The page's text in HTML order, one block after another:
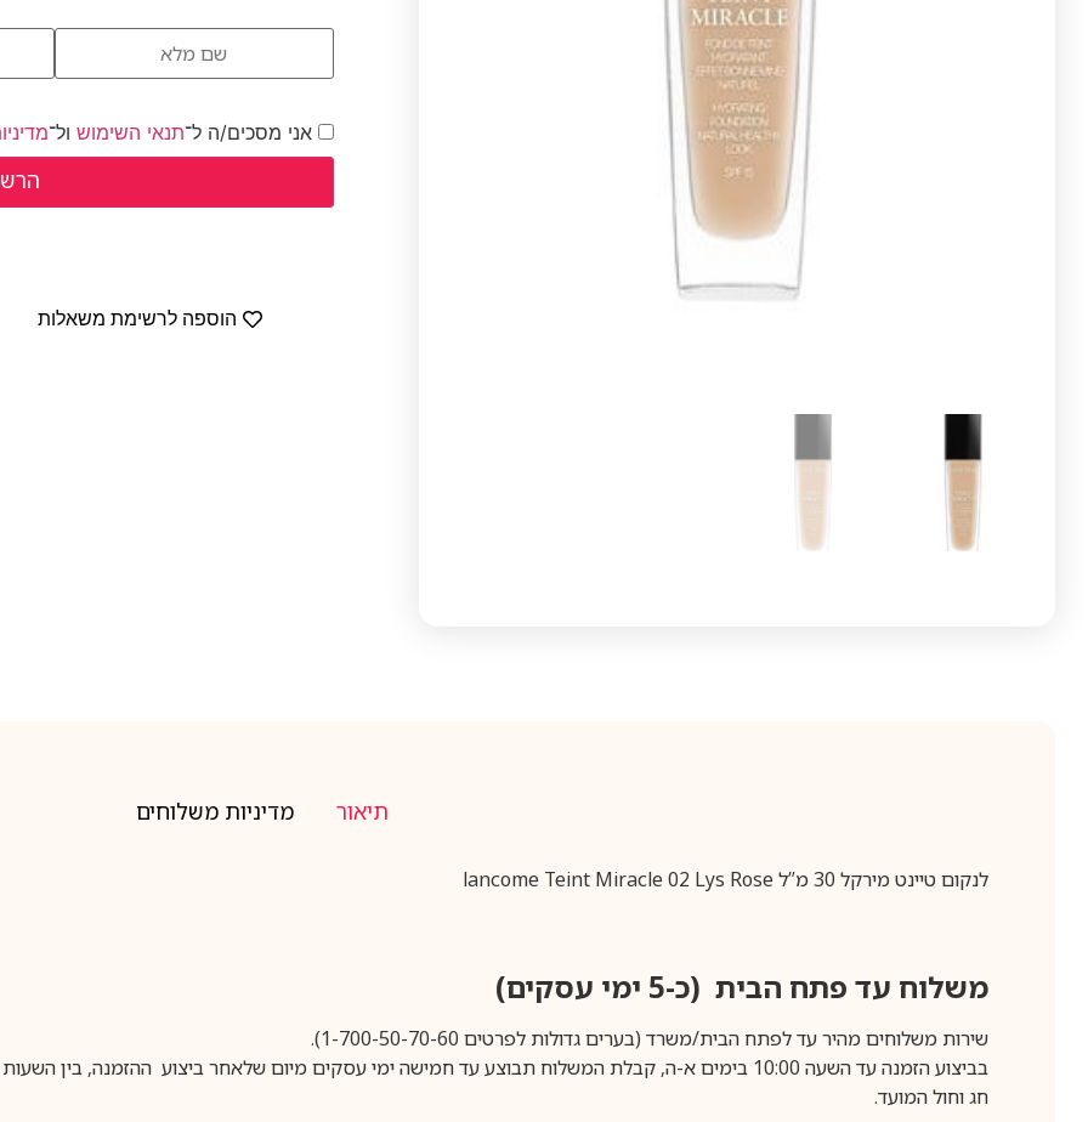
אני מסכים/ה ל־תנאי השימוש ול־
הוספה לרשימת משאלות
תיאור מדיניות משלוחים
לנקום טיינט מירקל 30 מ”ל lancome Teint Miracle 02 Lys Rose
משלוח עד פתח הבית (כ-5 ימי עסקים)
שירות משלוחים מהיר עד לפתח הבית/משרד (בערים גדולות לפרטים 1-700-50-70-60).
חג וחול המועד.